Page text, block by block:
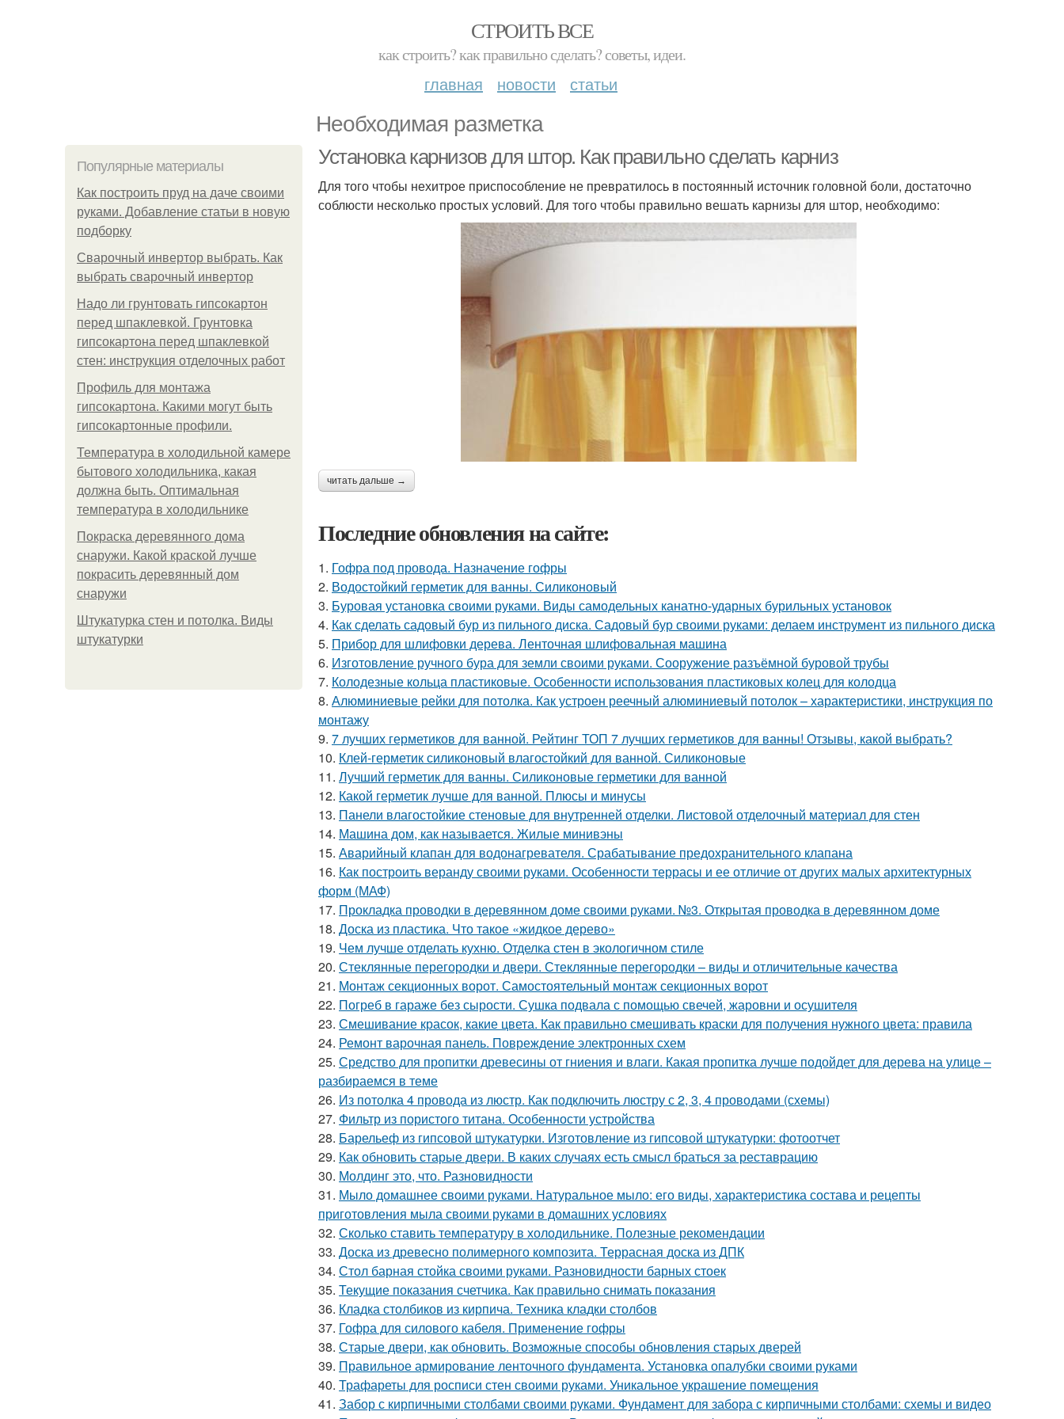
СТРОИТЬ ВСЕ
как строить? как правильно сделать? советы, идеи.
главная новости статьи
Необходимая разметка
Популярные материалы
Как построить пруд на даче своими
руками. Добавление статьи в новую
подборку
Сварочный инвертор выбрать. Как
выбрать сварочный инвертор
Надо ли грунтовать гипсокартон
перед шпаклевкой. Грунтовка
гипсокартона перед шпаклевкой
стен: инструкция отделочных работ
Профиль для монтажа
гипсокартона. Какими могут быть
гипсокартонные профили.
Температура в холодильной камере
бытового холодильника, какая
должна быть. Оптимальная
температура в холодильнике
Покраска деревянного дома
снаружи. Какой краской лучше
покрасить деревянный дом
снаружи
Штукатурка стен и потолка. Виды
штукатурки
Установка карнизов для штор. Как правильно сделать карниз
Для того чтобы нехитрое приспособление не превратилось в постоянный источник головной боли, достаточно
соблюсти несколько простых условий. Для того чтобы правильно вешать карнизы для штор, необходимо:
читать дальше →
Последние обновления на сайте:
1. Гофра под провода. Назначение гофры
2. Водостойкий герметик для ванны. Силиконовый
3. Буровая установка своими руками. Виды самодельных канатно-ударных бурильных установок
4. Как сделать садовый бур из пильного диска. Садовый бур своими руками: делаем инструмент из пильного диска
5. Прибор для шлифовки дерева. Ленточная шлифовальная машина
6. Изготовление ручного бура для земли своими руками. Сооружение разъёмной буровой трубы
7. Колодезные кольца пластиковые. Особенности использования пластиковых колец для колодца
8. Алюминиевые рейки для потолка. Как устроен реечный алюминиевый потолок – характеристики, инструкция по
монтажу
9. 7 лучших герметиков для ванной. Рейтинг ТОП 7 лучших герметиков для ванны! Отзывы, какой выбрать?
10. Клей-герметик силиконовый влагостойкий для ванной. Силиконовые
11. Лучший герметик для ванны. Силиконовые герметики для ванной
12. Какой герметик лучше для ванной. Плюсы и минусы
13. Панели влагостойкие стеновые для внутренней отделки. Листовой отделочный материал для стен
14. Машина дом, как называется. Жилые минивэны
15. Аварийный клапан для водонагревателя. Срабатывание предохранительного клапана
16. Как построить веранду своими руками. Особенности террасы и ее отличие от других малых архитектурных
форм (МАФ)
17. Прокладка проводки в деревянном доме своими руками. №3. Открытая проводка в деревянном доме
18. Доска из пластика. Что такое «жидкое дерево»
19. Чем лучше отделать кухню. Отделка стен в экологичном стиле
20. Стеклянные перегородки и двери. Стеклянные перегородки – виды и отличительные качества
21. Монтаж секционных ворот. Самостоятельный монтаж секционных ворот
22. Погреб в гараже без сырости. Сушка подвала с помощью свечей, жаровни и осушителя
23. Смешивание красок, какие цвета. Как правильно смешивать краски для получения нужного цвета: правила
24. Ремонт варочная панель. Повреждение электронных схем
25. Средство для пропитки древесины от гниения и влаги. Какая пропитка лучше подойдет для дерева на улице –
разбираемся в теме
26. Из потолка 4 провода из люстр. Как подключить люстру с 2, 3, 4 проводами (схемы)
27. Фильтр из пористого титана. Особенности устройства
28. Барельеф из гипсовой штукатурки. Изготовление из гипсовой штукатурки: фотоотчет
29. Как обновить старые двери. В каких случаях есть смысл браться за реставрацию
30. Молдинг это, что. Разновидности
31. Мыло домашнее своими руками. Натуральное мыло: его виды, характеристика состава и рецепты
приготовления мыла своими руками в домашних условиях
32. Сколько ставить температуру в холодильнике. Полезные рекомендации
33. Доска из древесно полимерного композита. Террасная доска из ДПК
34. Стол барная стойка своими руками. Разновидности барных стоек
35. Текущие показания счетчика. Как правильно снимать показания
36. Кладка столбиков из кирпича. Техника кладки столбов
37. Гофра для силового кабеля. Применение гофры
38. Старые двери, как обновить. Возможные способы обновления старых дверей
39. Правильное армирование ленточного фундамента. Установка опалубки своими руками
40. Трафареты для росписи стен своими руками. Уникальное украшение помещения
41. Забор с кирпичными столбами своими руками. Фундамент для забора с кирпичными столбами: схемы и видео